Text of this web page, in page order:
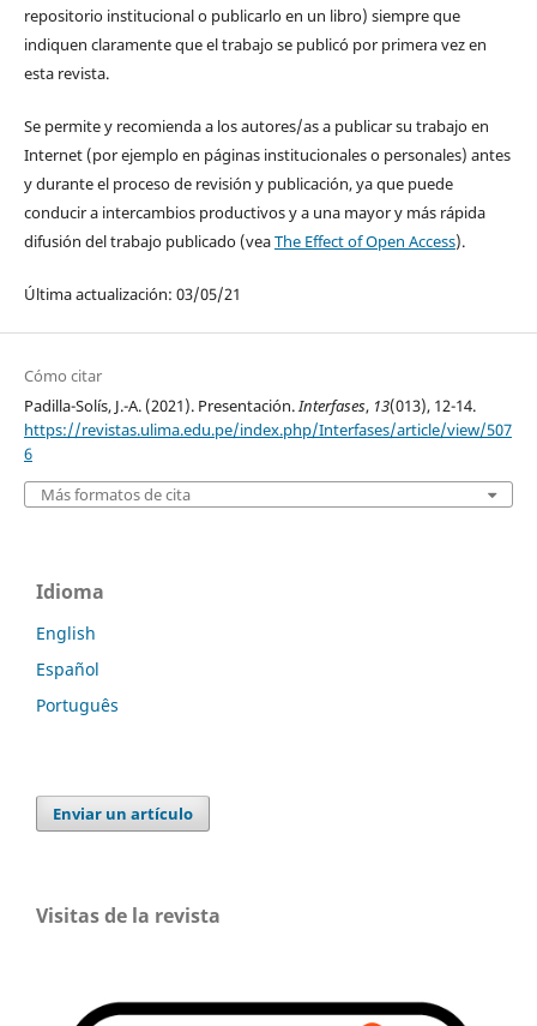
repositorio institucional o publicarlo en un libro) siempre que
indiquen claramente que el trabajo se publicó por primera vez en
esta revista.
Se permite y recomienda a los autores/as a publicar su trabajo en
Internet (por ejemplo en páginas institucionales o personales) antes
y durante el proceso de revisión y publicación, ya que puede
conducir a intercambios productivos y a una mayor y más rápida
difusión del trabajo publicado (veaThe Effect of Open Access).
Última actualización: 03/05/21
Cómo citar
Padilla-Solís, J.-A. (2021). Presentación.Interfases, 13(013), 12-14.
https://revistas.ulima.edu.pe/index.php/Interfases/article/view/507
6
Más formatos de cita
Idioma
English
Español
Português
Enviar un artículo
Visitas de la revista